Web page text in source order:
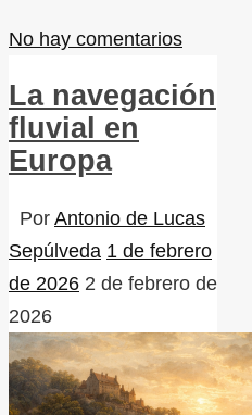
No hay comentarios
La navegación
fluvial en
Europa
Por Antonio de Lucas
Sepúlveda 1 de febrero
de 2026 2 de febrero de
2026